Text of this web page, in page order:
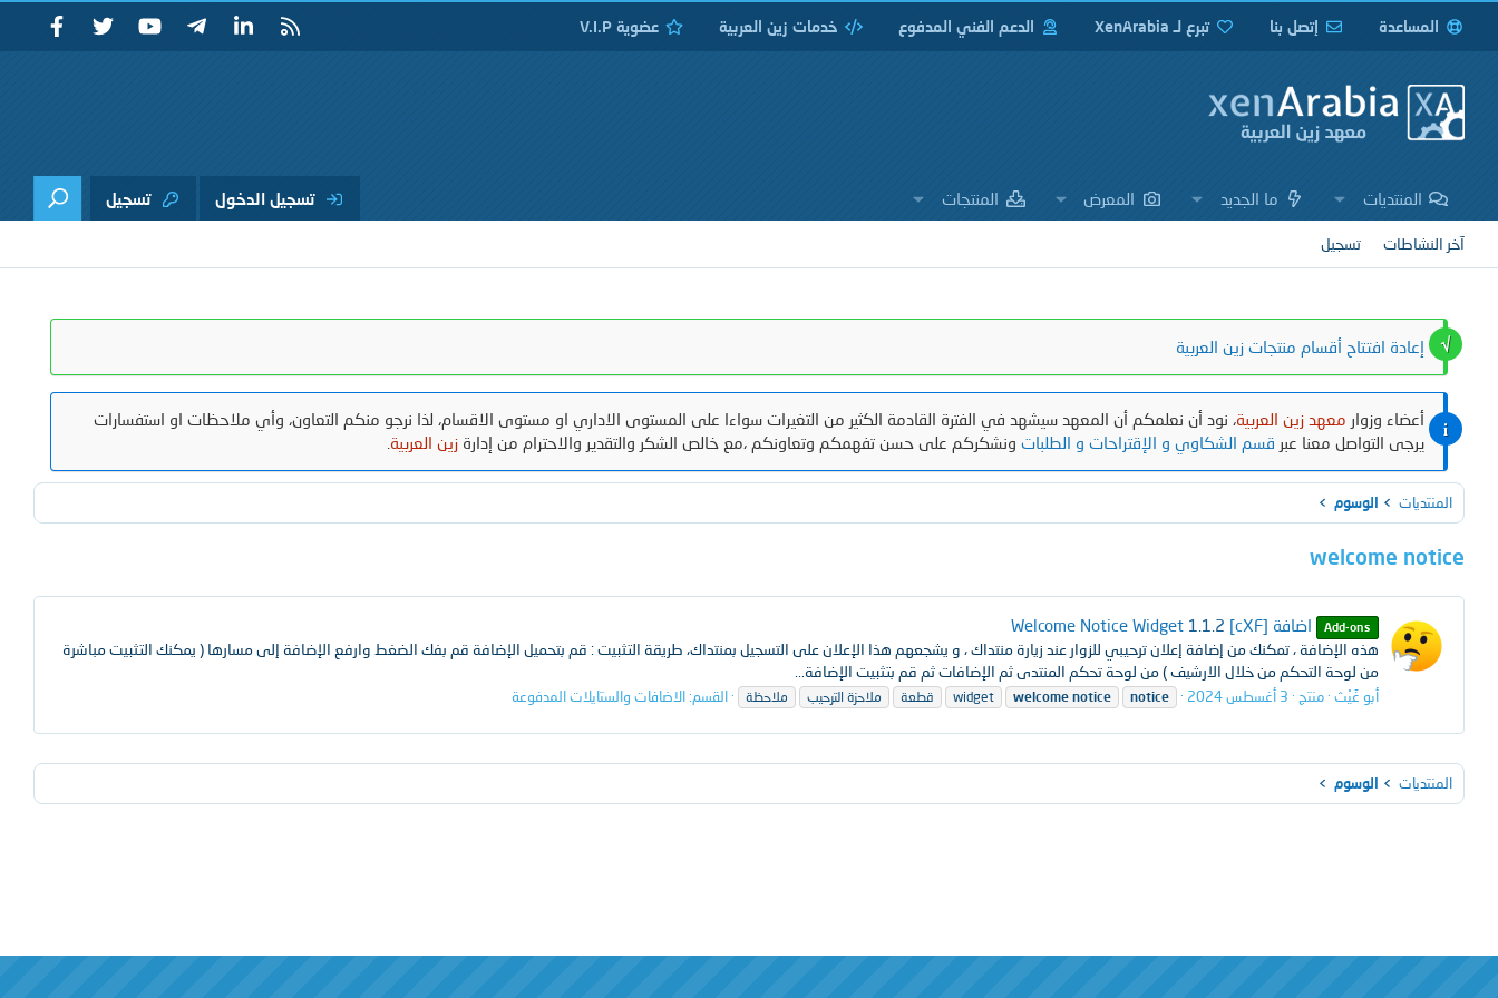
المساعدة إتصل بنا تبرع لـ XenArabia الدعم الفني المدفوع خدمات زين العربية عضوية V.I.P
المنتديات ما الجديد المعرض المنتجات تسجيل الدخول تسجيل
آخر النشاطات تسجيل
إعادة افتتاح أقسام منتجات زين العربية
أعضاء وزوار معهد زين العربية، نود أن نعلمكم أن المعهد سيشهد في الفترة القادمة الكثير من التغيرات سواءا على المستوى الاداري او مستوى الاقسام، لذا نرجو منكم التعاون، وأي ملاحظات او استفسارات
يرجى التواصل معنا عبر قسم الشكاوي و الإقتراحات و الطلبات ونشكركم على حسن تفهمكم وتعاونكم ،مع خالص الشكر والتقدير والاحترام من إدارةزين العربية
المنتديات الوسوم
welcome notice
Add-ons اضافة [cXF] Welcome Notice Widget 1.1.2
هذه الإضافة ، تمكنك من إضافة إعلان ترحيبي للزوار عند زيارة منتداك ، و يشجعهم هذا الإعلان على التسجيل بمنتداك، طريقة التثبيت : قم بتحميل الإضافة قم بفك الضغط وارفع الإضافة إلى مسارها ( يمكنك التثبيت مباشرة
من لوحة التحكم من خلال الارشيف ) من لوحة تحكم المنتدى ثم الإضافات ثم قم بتثبيت الإضافة...
أبو غَيْث منتج 3 أغسطس 2024 notice
welcome notice
widget قطعة ملاحزة الترحيب ملاحظة القسم:الاضافات والستايلات المدفوعة
المنتديات الوسوم